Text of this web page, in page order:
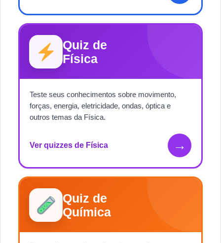
Quiz de
Física
Teste seus conhecimentos sobre movimento,
forças, energia, eletricidade, ondas, óptica e
outros temas da Física.
Ver quizzes de Física →
Quiz de
Química